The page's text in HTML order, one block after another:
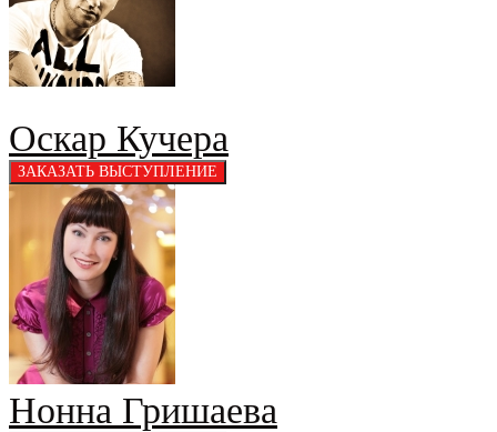
Оскар Кучера
Нонна Гришаева